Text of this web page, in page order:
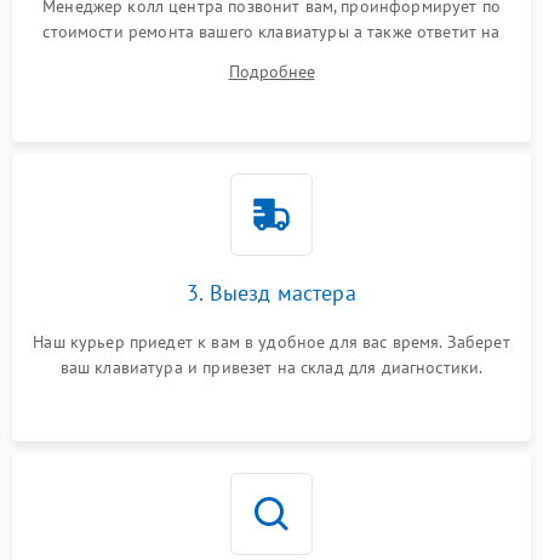
Менеджер колл центра позвонит вам, проинформирует по
стоимости ремонта вашего клавиатуры а также ответит на
Подробнее
3. Выезд мастера
Наш курьер приедет к вам в удобное для вас время. Заберет
ваш клавиатура и привезет на склад для диагностики.